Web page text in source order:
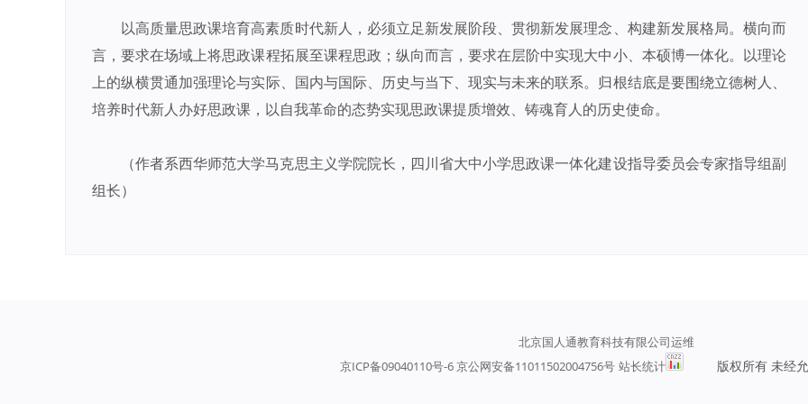
以高质量思政课培育高素质时代新人，必须立足新发展阶段、贯彻新发展理念、构建新发展格局。横向而
言，要求在场域上将思政课程拓展至课程思政；纵向而言，要求在层阶中实现大中小、本硕博一体化。以理论
上的纵横贯通加强理论与实际、国内与国际、历史与当下、现实与未来的联系。归根结底是要围绕立德树人、
培养时代新人办好思政课，以自我革命的态势实现思政课提质增效、铸魂育人的历史使命。
（作者系西华师范大学马克思主义学院院长，四川省大中小学思政课一体化建设指导委员会专家指导组副
组长）
北京国人通教育科技有限公司运维
京ICP备09040110号-6 京公网安备11011502004756号 站长统计 版权所有 未经